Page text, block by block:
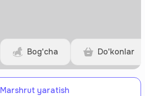
Bog'cha Do'konlar
Marshrut yaratish